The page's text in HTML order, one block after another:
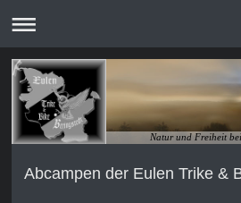
Natur und Freiheit
Abcampen der Eulen Trike &